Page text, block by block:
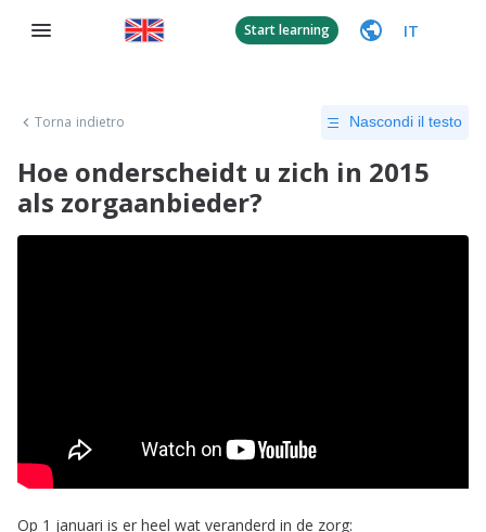
Start learning IT
Torna indietro Nascondi il testo
Hoe onderscheidt u zich in 2015
als zorgaanbieder?
Op 1 januari is er heel wat veranderd in de zorg: